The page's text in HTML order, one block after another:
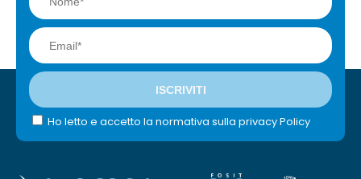
Ho letto e accetto la normativa sulla privacy Policy